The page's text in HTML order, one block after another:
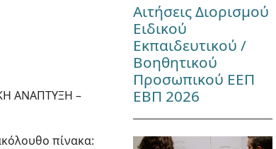
ΑΝΑΠΤΥΞΗ –
πίνακα:
Αιτήσεις Διορισμού
Ειδικού
Εκπαιδευτικού /
Βοηθητικού
Προσωπικού ΕΕΠ
ΕΒΠ 2026